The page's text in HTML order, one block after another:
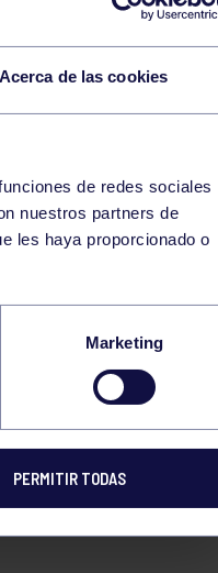
de las cookies
de redes sociales
nuestros partners de
les haya proporcionado o
Marketing
PERMITIR TODAS